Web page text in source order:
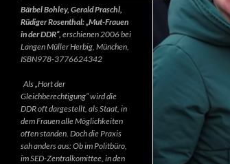
Bärbel Bohley, Gerald Praschl,
Rüdiger Rosenthal: „Mut-Frauen
in der DDR“, erschienen 2006 bei
Langen Müller Herbig, München,
ISBN978-3776624342
Als „Hort der
Gleichberechtigung“ wird die
DDR oft dargestellt, als Staat, in
dem Frauen alle Möglichkeiten
offen standen. Doch die Praxis
sah anders aus: Ob im Politbüro,
im SED-Zentralkomittee, in den